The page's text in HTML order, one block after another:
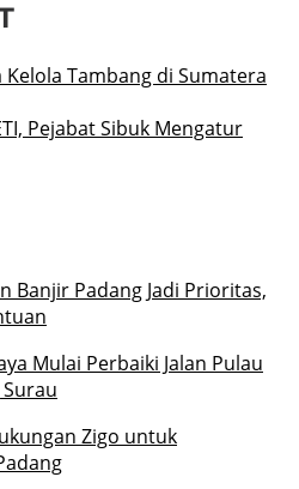
Kelola Tambang di Sumatera
Pejabat Sibuk Mengatur
Banjir Padang Jadi Prioritas,
Mulai Perbaiki Jalan Pulau
Zigo untuk